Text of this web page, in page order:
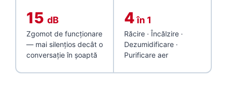
15 dB
Zgomot de funcționare
— mai silențios decât o
conversație în șoaptă
4în 1
Răcire · Încălzire ·
Dezumidificare ·
Purificare aer